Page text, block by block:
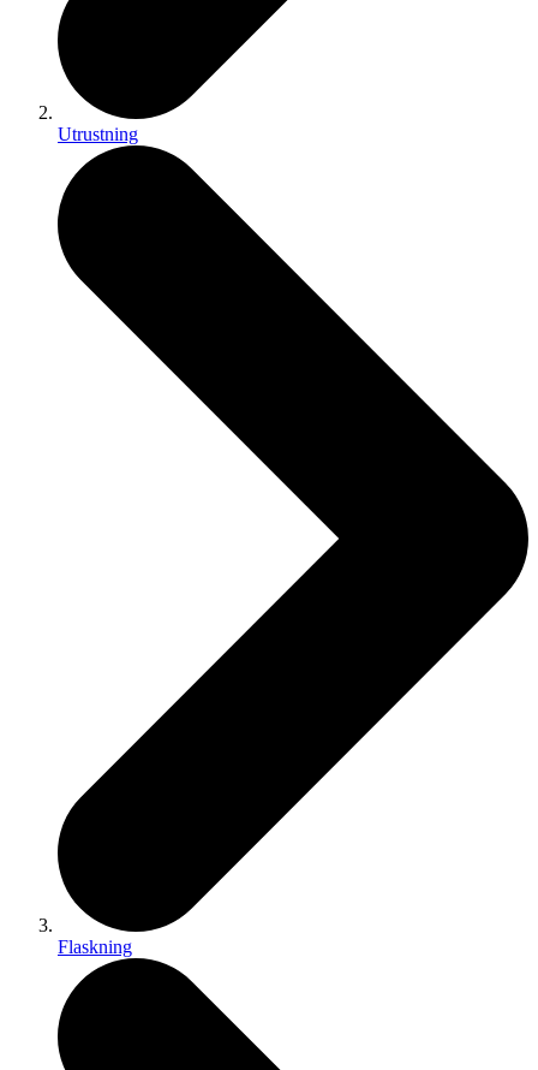
Utrustning
Flaskning